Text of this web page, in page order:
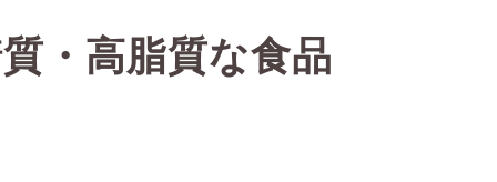
・高脂質な食品